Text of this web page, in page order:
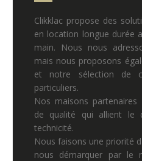
Clikklac propose des
en location longue durée
main. Nous nous
mais nous proposons
et notre sélection de
particuliers.
Nos maisons
de qualité qui allient le
technicité.
Nous faisons une priorité
nous démarquer par le